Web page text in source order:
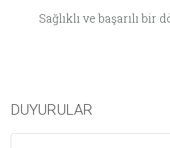
Sağlıklı ve başarılı bir
DUYURULAR